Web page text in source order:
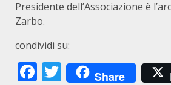
Presidente dell’Associazione è
Zarbo.
condividi su:
Facebook
Twitter
Share